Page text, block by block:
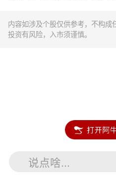
内容如涉及个股仅供参考，不构成
投资有风险，入市须谨慎。
说点啥...